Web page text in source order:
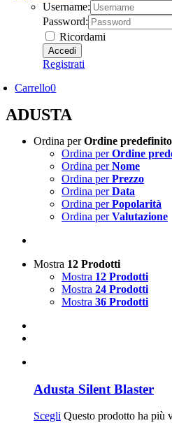
Username:
Password:
Ricordami
Registrati
Carrello0
ADUSTA
Ordina perOrdine predefinito
Ordina perOrdine
Ordina perNome
Ordina perPrezzo
Ordina perData
Ordina perPopolarità
Ordina perValutazione
Mostra 12 Prodotti
Mostra 12 Prodotti
Mostra 24 Prodotti
Mostra 36 Prodotti
Adusta Silent Blaster
Scegli Questo prodotto ha più